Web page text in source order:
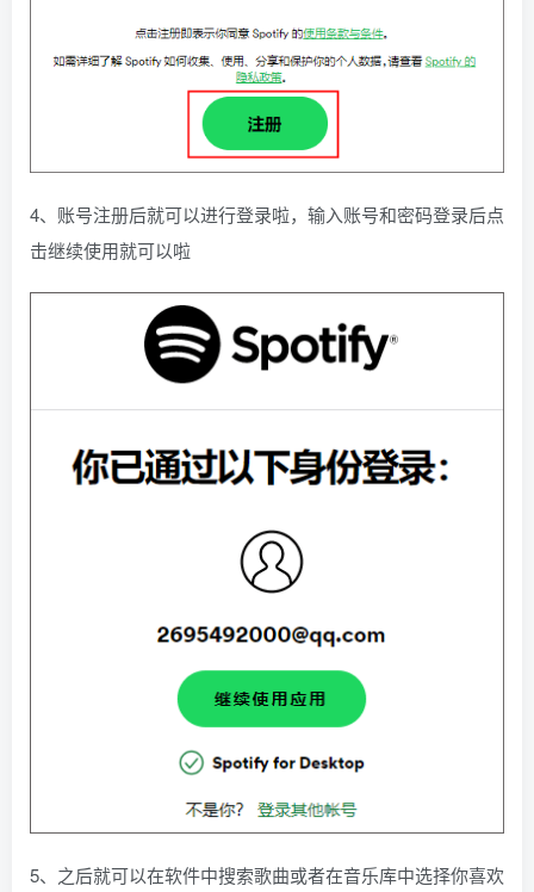
4、账号注册后就可以进行登录啦，输入账号和密码登录后点
击继续使用就可以啦
5、之后就可以在软件中搜索歌曲或者在音乐库中选择你喜欢